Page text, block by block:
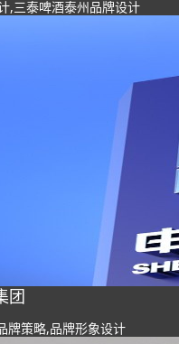
,三泰啤酒泰州品牌设计
团
牌策略,品牌形象设计